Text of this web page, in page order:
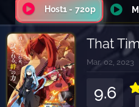
Host1 - 720p
That
Mar. 02, 2023
9.6